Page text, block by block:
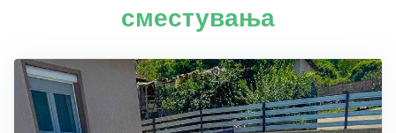
сместувања